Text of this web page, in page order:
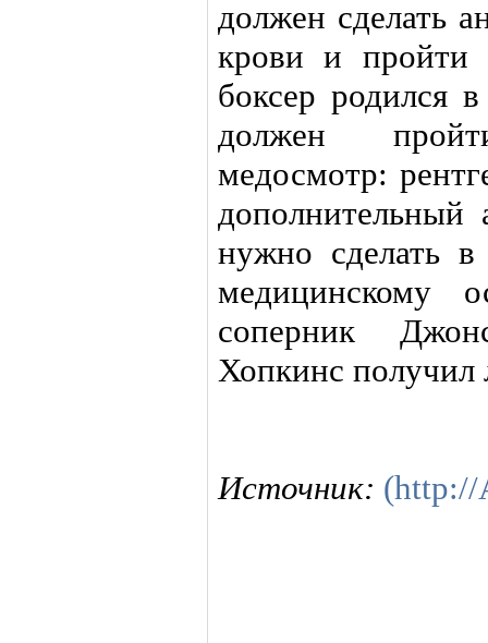
должен сделать
крови и пройти
боксер родился
должен
медосмотр:
дополнительный
нужно сделать
медицинскому
соперник
Хопкинс получил
Источник: